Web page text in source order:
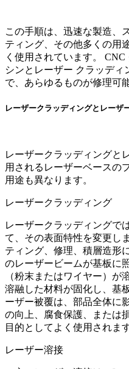
この手順は、迅速な製造、
ティング、その他多くの用
く使用されています。
シンとレーザー クラッディ
で、あらゆるものが修理可
レーザークラッディングとレーザ
レーザークラッディングと
用されるレーザーベースの
用途も異なります。
レーザークラッディング
レーザークラッディングで
て、その表面特性を変更し
ティング、修理、積層造形
のレーザービームが基板に
（粉末またはワイヤー）が
溶融した材料が固化し、基
ーザー被覆は、部品全体に
の向上、腐食保護、または
目的としてよく使用されます
レーザー溶接